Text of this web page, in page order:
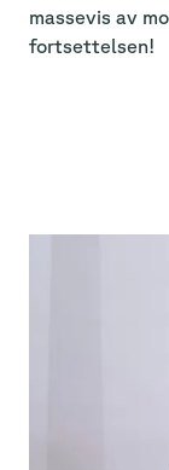
massevis av
fortsettelsen!